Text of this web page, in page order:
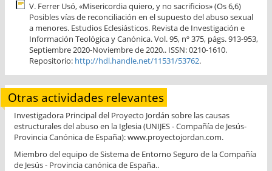
V. Ferrer Usó, «Misericordia quiero, y no sacrificios» (Os 6,6)
Posibles vías de reconciliación en el supuesto del abuso sexual
a menores. Estudios Eclesiásticos. Revista de Investigación e
Información Teológica y Canónica. Vol. 95, nº 375, págs. 913-953,
Septiembre 2020-Noviembre de 2020.. ISSN: 0210-1610.
Repositorio: http://hdl.handle.net/11531/53762.
Otras actividades relevantes
Investigadora Principal del Proyecto Jordán sobre las causas
estructurales del abuso en la Iglesia (UNIJES - Compañía de Jesús-
Provincia Canónica de España): www.proyectojordan.com.
Miembro del equipo de Sistema de Entorno Seguro de la Compañía
de Jesús - Provincia canónica de España..